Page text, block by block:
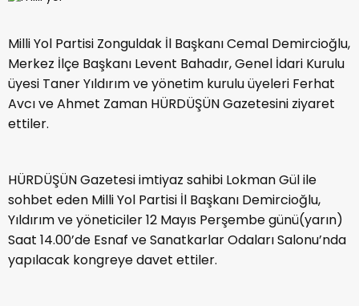
Milli Yol Partisi Zonguldak İl Başkanı Cemal Demircioğlu,
Merkez İlçe Başkanı Levent Bahadır, Genel İdari Kurulu
üyesi Taner Yıldırım ve yönetim kurulu üyeleri Ferhat
Avcı ve Ahmet Zaman HÜRDÜŞÜN Gazetesini ziyaret
ettiler.
HÜRDÜŞÜN Gazetesi imtiyaz sahibi Lokman Gül ile
sohbet eden Milli Yol Partisi İl Başkanı Demircioğlu,
Yıldırım ve yöneticiler 12 Mayıs Perşembe günü(yarın)
Saat 14.00’de Esnaf ve Sanatkarlar Odaları Salonu’nda
yapılacak kongreye davet ettiler.